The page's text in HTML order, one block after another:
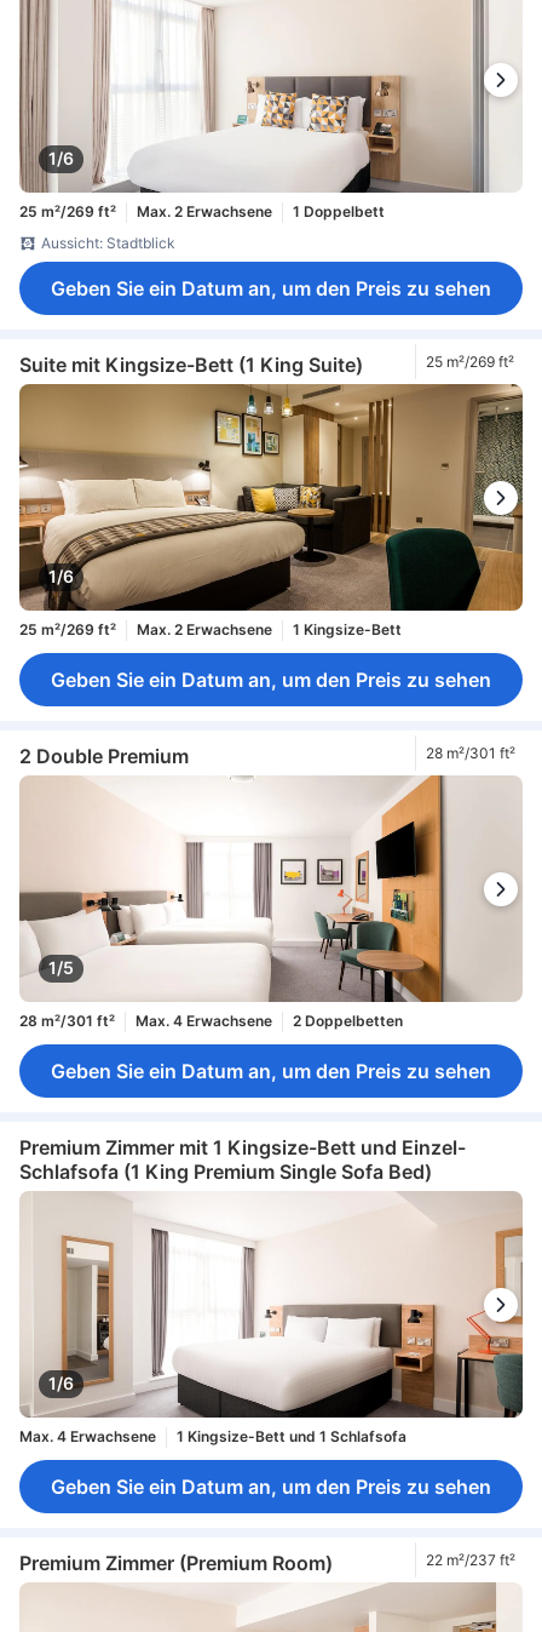
1/6
25 m²/269 ft² Max. 2 Erwachsene
1 Doppelbett
Aussicht: Stadtblick
Geben Sie ein Datum an, um den Preis zu sehen
Suite mit Kingsize-Bett (1 King Suite) 25 m²/269 ft²
1/6
25 m²/269 ft² Max. 2 Erwachsene 1 Kingsize-Bett
Geben Sie ein Datum an, um den Preis zu sehen
2 Double Premium 28 m²/301 ft²
1/5
28 m²/301 ft² Max. 4 Erwachsene 2 Doppelbetten
Geben Sie ein Datum an, um den Preis zu sehen
Premium Zimmer mit 1 Kingsize-Bett und Einzel-
Schlafsofa (1 King Premium Single Sofa Bed)
1/6
Max. 4 Erwachsene 1 Kingsize-Bett und 1 Schlafsofa
Geben Sie ein Datum an, um den Preis zu sehen
Premium Zimmer (Premium Room) 22 m²/237 ft²